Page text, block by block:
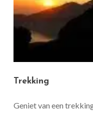
Trekking
Geniet van een